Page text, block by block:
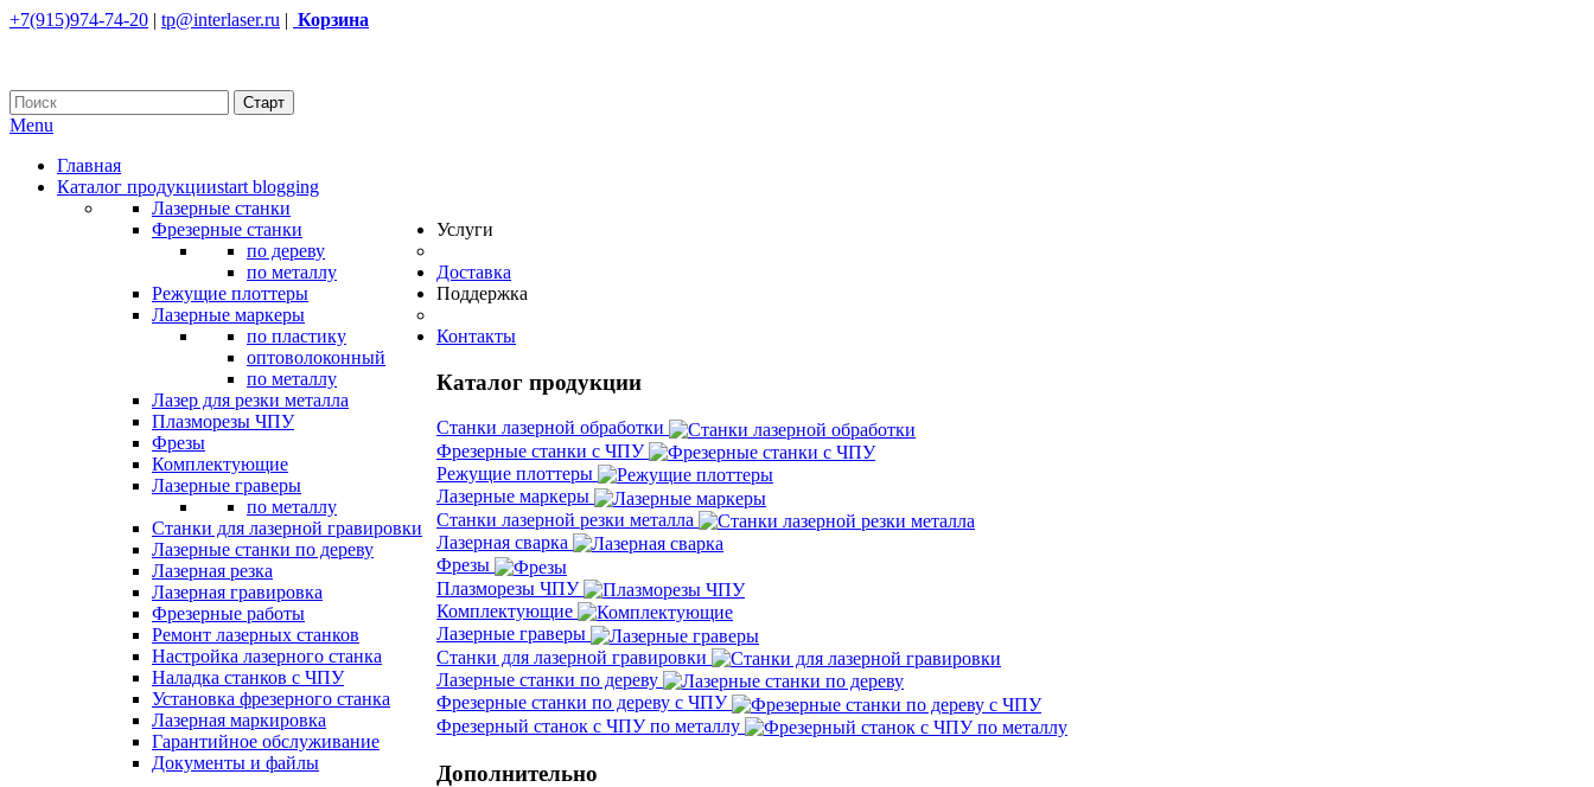
+7(915)974-74-20 | tp@interlaser.ru | Корзина
Menu
Главная
Каталог продукцииstart blogging
Лазерные станки
Фрезерные станки
по дереву
по металлу
Режущие плоттеры
Лазерные маркеры
по пластику
оптоволоконный
по металлу
Лазер для резки металла
Плазморезы ЧПУ
Фрезы
Комплектующие
Лазерные граверы
по металлу
Станки для лазерной гравировки
Лазерные станки по дереву
Услуги
Лазерная резка
Лазерная гравировка
Фрезерные работы
Ремонт лазерных станков
Настройка лазерного станка
Наладка станков с ЧПУ
Установка фрезерного станка
Лазерная маркировка
Доставка
Поддержка
Гарантийное обслуживание
Документы и файлы
Контакты
Каталог продукции
Станки лазерной обработки
Фрезерные станки с ЧПУ
Режущие плоттеры
Лазерные маркеры
Станки лазерной резки металла
Лазерная сварка
Фрезы
Плазморезы ЧПУ
Комплектующие
Лазерные граверы
Станки для лазерной гравировки
Лазерные станки по дереву
Фрезерные станки по дереву с ЧПУ
Фрезерный станок с ЧПУ по металлу
Дополнительно